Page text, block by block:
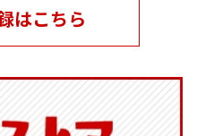
はこちら